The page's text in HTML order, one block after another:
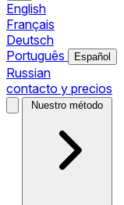
English
Français
Deutsch
Português
Español
Russian
contacto y precios
Nuestro método